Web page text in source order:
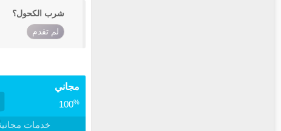
شرب الكحول؟
لم تقدم
مجاني
100%
خدمات